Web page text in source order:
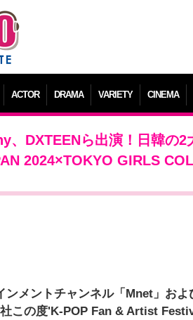
ACTOR DRAMA VARIETY CINEMA
、DXTEENら出演！日韓の
2024×TOKYO GIRLS
ンメントチャンネル「Mnet」お
この度'K-POP Fan & Artist